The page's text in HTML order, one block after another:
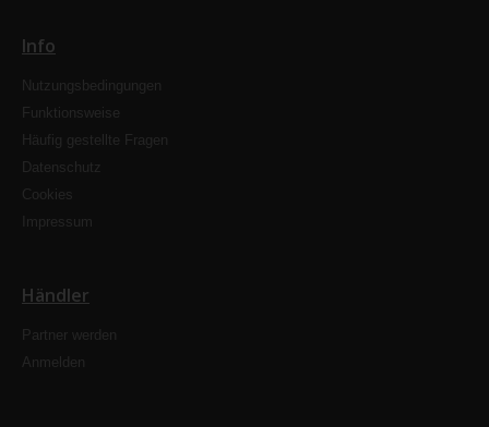
Info
Nutzungsbedingungen
Funktionsweise
Häufig gestellte Fragen
Datenschutz
Cookies
Impressum
Händler
Partner werden
Anmelden